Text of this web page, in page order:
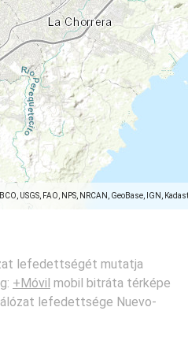
USGS, FAO, NPS, NRCAN, GeoBase, IGN,
lefedettségét mutatja
+Móvil mobil bitráta térképe
lefedettsége Nuevo-